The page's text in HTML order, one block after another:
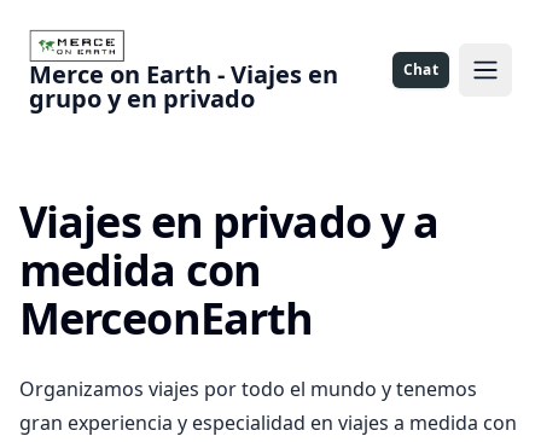
Merce on Earth - Viajes en
grupo y en privado
Chat Open
Viajes en privado y a
medida con
MerceonEarth
Organizamos viajes por todo el mundo y tenemos
gran experiencia y especialidad en viajes a medida con